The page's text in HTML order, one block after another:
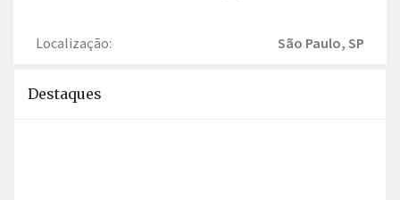
Localização: São Paulo, SP
Destaques